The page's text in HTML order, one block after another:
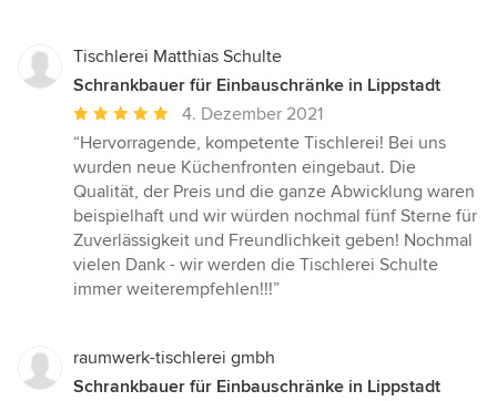
Tischlerei Matthias Schulte
Schrankbauer für Einbauschränke in Lippstadt
Durchschnittliche
Bewertung:
5
von
5
Sternen
4. Dezember 2021
“Hervorragende, kompetente Tischlerei! Bei uns
wurden neue Küchenfronten eingebaut. Die
Qualität, der Preis und die ganze Abwicklung waren
beispielhaft und wir würden nochmal fünf Sterne für
Zuverlässigkeit und Freundlichkeit geben! Nochmal
vielen Dank - wir werden die Tischlerei Schulte
immer weiterempfehlen!!!”
raumwerk-tischlerei gmbh
Schrankbauer für Einbauschränke in Lippstadt